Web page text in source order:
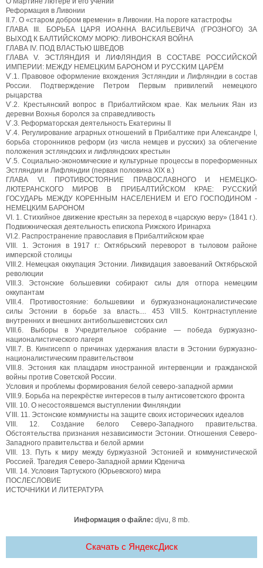
Реформация в Ливонии
II.7. О «старом добром времени» в Ливонии. На пороге катастрофы
ГЛАВА III. БОРЬБА ЦАРЯ ИОАННА ВАСИЛЬЕВИЧА (ГРОЗНОГО) ЗА
ВЫХОД К БАЛТИЙСКОМУ МОРЮ: ЛИВОНСКАЯ ВОЙНА
ГЛАВА IV. ПОД ВЛАСТЬЮ ШВЕДОВ
ГЛАВА V. ЭСТЛЯНДИЯ И ЛИФЛЯНДИЯ В СОСТАВЕ РОССИЙСКОЙ
ИМПЕРИИ: МЕЖДУ НЕМЕЦКИМ БАРОНОМ И РУССКИМ ЦАРЁМ
Ѵ.1. Правовое оформление вхождения Эстляндии и Лифляндии в состав
России. Подтверждение Петром Первым привилегий немецкого
рыцарства
Ѵ.2. Крестьянский вопрос в Прибалтийском крае. Как мельник Яан из
деревни Вохнья боролся за справедливость
Ѵ.З. Реформаторская деятельность Екатерины II
Ѵ.4. Регулирование аграрных отношений в Прибалтике при Александре I,
борьба сторонников реформ (из числа немцев и русских) за облегчение
положения эстляндских и лифляндских крестьян
Ѵ.5. Социально-экономические и культурные процессы в пореформенных
Эстляндии и Лифляндии (первая половина XIX в.)
ГЛАВА VI. ПРОТИВОСТОЯНИЕ ПРАВОСЛАВНОГО И НЕМЕЦКО-
ЛЮТЕРАНСКОГО МИРОВ В ПРИБАЛТИЙСКОМ КРАЕ: РУССКИЙ
ГОСУДАРЬ МЕЖДУ КОРЕННЫМ НАСЕЛЕНИЕМ И ЕГО ГОСПОДИНОМ -
НЕМЕЦКИМ БАРОНОМ
VI. 1. Стихийное движение крестьян за переход в «царскую веру» (1841 г.).
Подвижническая деятельность епископа Рижского Иринарха
VI.2. Распространение православия в Прибалтийском крае
VIII. 1. Эстония в 1917 г.: Октябрьский переворот в тыловом районе
имперской столицы
VIII.2. Немецкая оккупация Эстонии. Ликвидация завоеваний Октябрьской
революции
VIII.3. Эстонские большевики собирают силы для отпора немецким
оккупантам
VIII.4. Противостояние: большевики и буржуазнонационалистические
силы Эстонии в борьбе за власть.... 453 VIII.5. Контрнаступление
внутренних и внешних антибольшевистских сил
VIII.6. Выборы в Учредительное собрание — победа буржуазно-
националистического лагеря
VIII.7. В. Кингисепп о причинах удержания власти в Эстонии буржуазно-
националистическим правительством
VIII.8. Эстония как плацдарм иностранной интервенции и гражданской
войны против Советской России.
Условия и проблемы формирования белой северо-западной армии
VIII.9. Борьба на перекрёстке интересов в тылу антисоветского фронта
VIII. 10. О несостоявшемся выступлении Финляндии
ѴІІІ. 11. Эстонские коммунисты на защите своих исторических идеалов
VIII. 12. Создание белого Северо-Западного правительства.
Обстоятельства признания независимости Эстонии. Отношения Северо-
Западного правительства и белой армии
VIII. 13. Путь к миру между буржуазной Эстонией и коммунистической
Россией. Трагедия Северо-Западной армии Юденича
VIII. 14. Условия Тартуского (Юрьевского) мира
ПОСЛЕСЛОВИЕ
ИСТОЧНИКИ И ЛИТЕРАТУРА
Информация о файле: djvu, 8 mb.
Скачать c ЯндексДиск